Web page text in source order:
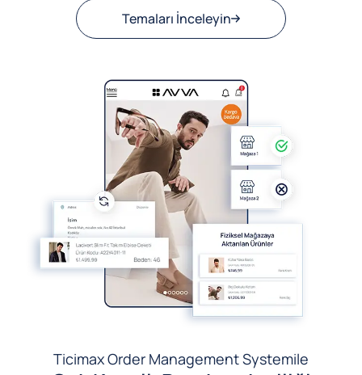
Temaları İnceleyin
Ticimax Order Management Systemile